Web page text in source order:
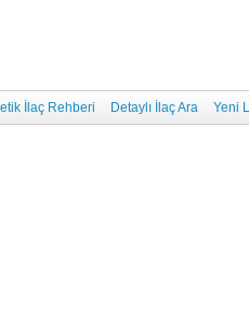
İlaç Rehberi
Detaylı İlaç Ara Yeni